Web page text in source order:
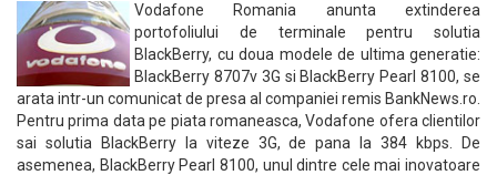
Vodafone Romania anunta extinderea
portofoliului de terminale pentru solutia
BlackBerry, cu doua modele de ultima generatie:
BlackBerry 8707v 3G si BlackBerry Pearl 8100, se
arata intr-un comunicat de presa al companiei remis BankNews.ro.
Pentru prima data pe piata romaneasca, Vodafone ofera clientilor
sai solutia BlackBerry la viteze 3G, de pana la 384 kbps. De
asemenea, BlackBerry Pearl 8100, unul dintre cele mai inovatoare